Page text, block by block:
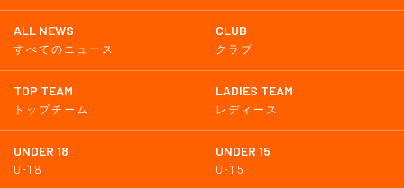
ALL NEWS
すべてのニュース
CLUB
クラブ
TOP TEAM
トップチーム
LADIES TEAM
レディース
UNDER 18
U-18
UNDER 15
U-15